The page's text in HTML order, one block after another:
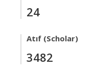
24
Atıf (Scholar)
3482